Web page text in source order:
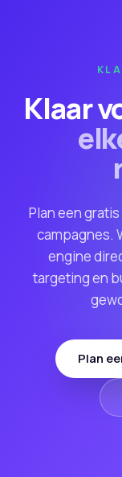
Klaar
Plan een
campagnes.
engine
targeting en
Plan